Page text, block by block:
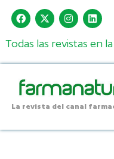
Todas las revistas en la
La revista del canal